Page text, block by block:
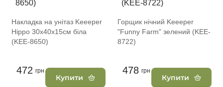
Накладка на унітаз Keeeper
Hippo 30х40х15см біла
(KEE-8650)
472 грн
Купити
Горщик нічний Keeeper
"Funny Farm" зелений (KEE-
8722)
478 грн
Купити